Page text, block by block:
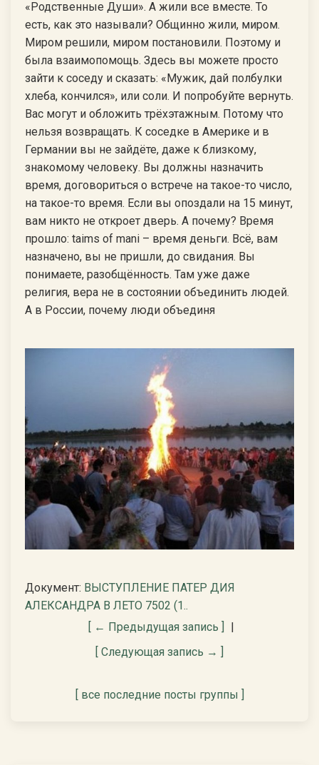
Документ: ВЫСТУПЛЕНИЕ ПАТЕР ДИЯ
АЛЕКСАНДРА В ЛЕТО 7502 (1..
[ ← Предыдущая запись ]
[ Следующая запись → ]
[ все последние посты группы ]